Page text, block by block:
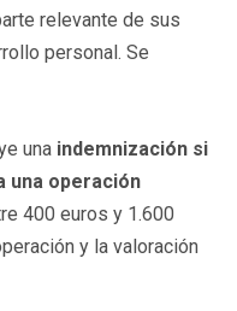
relevante de sus
personal. Se
una indemnización si
una operación
400 euros y 1.600
y la valoración